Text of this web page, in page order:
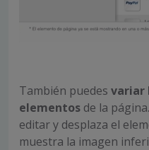
También puedes variar
elementos de la
editar y desplaza el
muestra la imagen